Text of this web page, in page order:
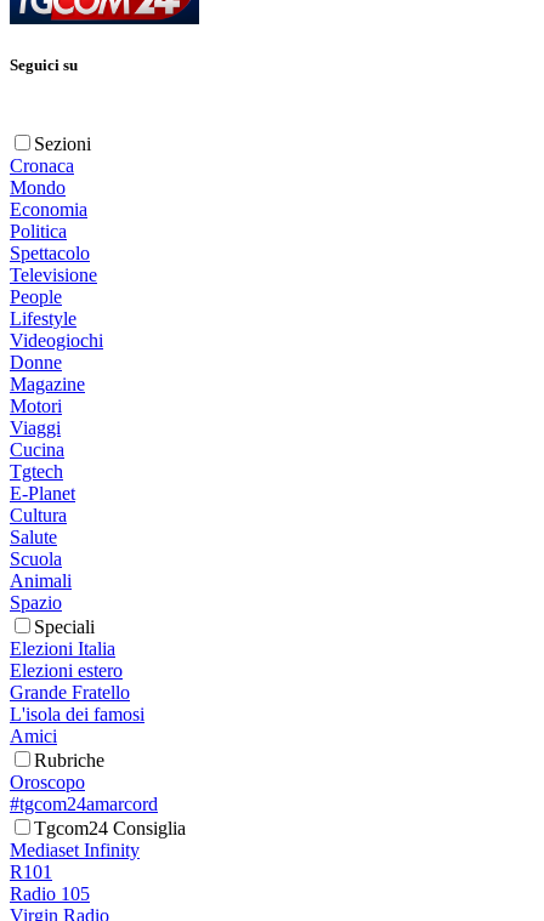
Seguici su
Sezioni
Cronaca
Mondo
Economia
Politica
Spettacolo
Televisione
People
Lifestyle
Videogiochi
Donne
Magazine
Motori
Viaggi
Cucina
Tgtech
E-Planet
Cultura
Salute
Scuola
Animali
Spazio
Speciali
Elezioni Italia
Elezioni estero
Grande Fratello
L'isola dei famosi
Amici
Rubriche
Oroscopo
#tgcom24amarcord
Tgcom24 Consiglia
Mediaset Infinity
R101
Radio 105
Virgin Radio